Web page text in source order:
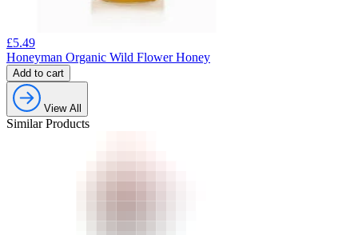
£5.49
Honeyman Organic Wild Flower Honey
Add to cart
View All
Similar Products